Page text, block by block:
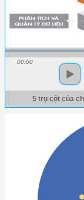
00:00
5 trụ cột của